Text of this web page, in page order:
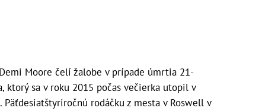
Demi Moore čelí žalobe v prípade úmrtia 21-
ktorý sa v roku 2015 počas večierka utopil v
rodáčku z mesta v Roswell v